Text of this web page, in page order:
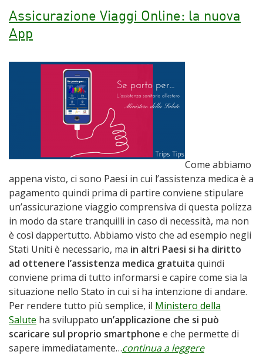
Assicurazione Viaggi Online: la nuova
App
Come abbiamo
appena visto, ci sono Paesi in cui l’assistenza medica è a
pagamento quindi prima di partire conviene stipulare
un’assicurazione viaggio comprensiva di questa polizza
in modo da stare tranquilli in caso di necessità, ma non
è così dappertutto. Abbiamo visto che ad esempio negli
Stati Uniti è necessario, ma in altri Paesi si ha diritto
ad ottenere l’assistenza medica gratuita quindi
conviene prima di tutto informarsi e capire come sia la
situazione nello Stato in cui si ha intenzione di andare.
Per rendere tutto più semplice, il Ministero della
Salute ha sviluppato un’applicazione che si può
scaricare sul proprio smartphone e che permette di
sapere immediatamente…continua a leggere